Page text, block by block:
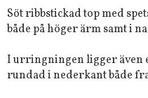
Söt ribbstickad top med
både på höger ärm samt i
I urringningen ligger även
rundad i nederkant både